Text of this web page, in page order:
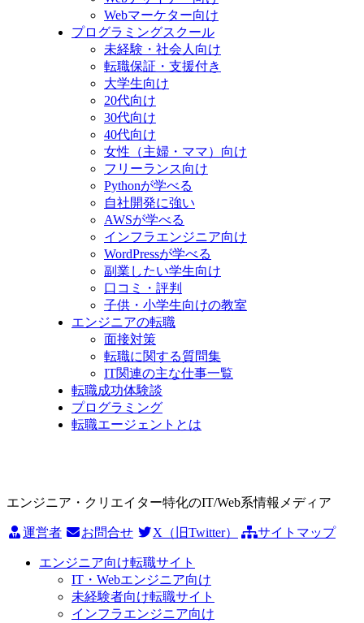
Webマーケター向け
プログラミングスクール
未経験・社会人向け
転職保証・支援付き
大学生向け
20代向け
30代向け
40代向け
女性（主婦・ママ）向け
フリーランス向け
Pythonが学べる
自社開発に強い
AWSが学べる
インフラエンジニア向け
WordPressが学べる
副業したい学生向け
口コミ・評判
子供・小学生向けの教室
エンジニアの転職
面接対策
転職に関する質問集
IT関連の主な仕事一覧
転職成功体験談
プログラミング
転職エージェントとは
エンジニア・クリエイター特化のIT/Web系情報メディア
運営者 お問合せ X（旧Twitter） サイトマップ
エンジニア向け転職サイト
IT・Webエンジニア向け
未経験者向け転職サイト
インフラエンジニア向け